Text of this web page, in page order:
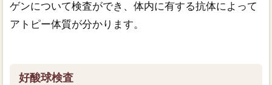
ゲンについて検査ができ、体内に有する抗体によって
アトピー体質が分かります。
好酸球検査